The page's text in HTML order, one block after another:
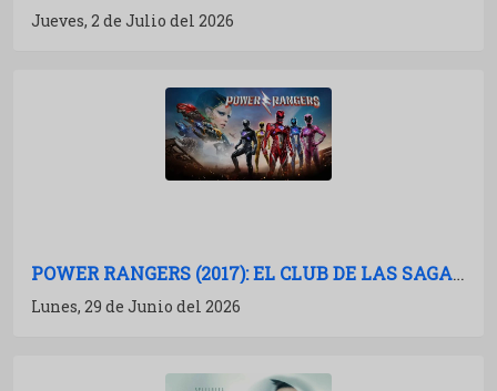
Jueves, 2 de Julio del 2026
POWER RANGERS (2017): EL CLUB DE LAS SAGAS MUERTAS
Lunes, 29 de Junio del 2026